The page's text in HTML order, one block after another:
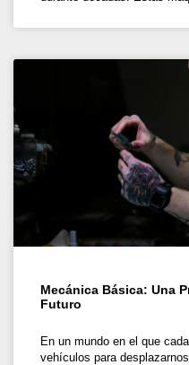
Mecánica Básica: Una
Futuro
En un mundo en el que
vehículos para